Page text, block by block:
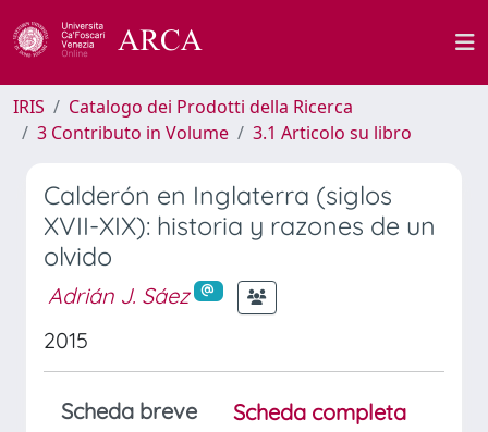
IRIS
Catalogo dei Prodotti della Ricerca
3 Contributo in Volume
3.1 Articolo su libro
Calderón en Inglaterra (siglos
XVII-XIX): historia y razones de un
olvido
Adrián J. Sáez
2015
Scheda breve
Scheda completa